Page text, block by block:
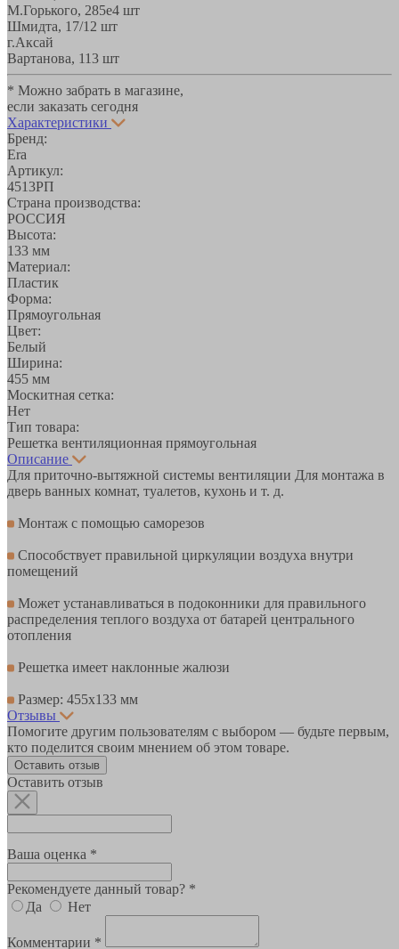
М.Горького, 285е4 шт
Шмидта, 17/1 2 шт
г.Аксай
Вартанова, 113 шт
* Можно забрать в магазине,
если заказать сегодня
Характеристики
Бренд:
Era
Артикул:
4513РП
Страна производства:
РОССИЯ
Высота:
133 мм
Материал:
Пластик
Форма:
Прямоугольная
Цвет:
Белый
Ширина:
455 мм
Москитная сетка:
Нет
Тип товара:
Решетка вентиляционная прямоугольная
Описание
Для приточно-вытяжной системы вентиляции Для монтажа в
дверь ванных комнат, туалетов, кухонь и т. д.
Монтаж с помощью саморезов
Способствует правильной циркуляции воздуха внутри
помещений
Может устанавливаться в подоконники для правильного
распределения теплого воздуха от батарей центрального
отопления
Решетка имеет наклонные жалюзи
Размер: 455х133 мм
Отзывы
Помогите другим пользователям с выбором — будьте первым,
кто поделится своим мнением об этом товаре.
Оставить отзыв
Оставить отзыв
Ваша оценка *
Рекомендуете данный товар? *
Да
Нет
Комментарии *